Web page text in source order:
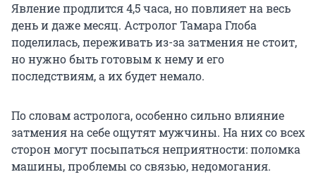
Явление продлится 4,5 часа, но повлияет на весь
день и даже месяц. Астролог Тамара Глоба
поделилась, переживать из-за затмения не стоит,
но нужно быть готовым к нему и его
последствиям, а их будет немало.
По словам астролога, особенно сильно влияние
затмения на себе ощутят мужчины. На них со всех
сторон могут посыпаться неприятности: поломка
машины, проблемы со связью, недомогания.